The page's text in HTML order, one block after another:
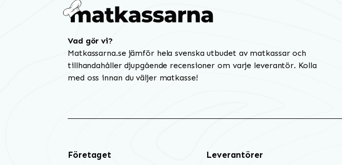
Vad gör vi?
Matkassarna.se jämför hela svenska utbudet av matkassar och
tillhandahåller djupgående recensioner om varje leverantör. Kolla
med oss innan du väljer matkasse!
Företaget Leverantörer